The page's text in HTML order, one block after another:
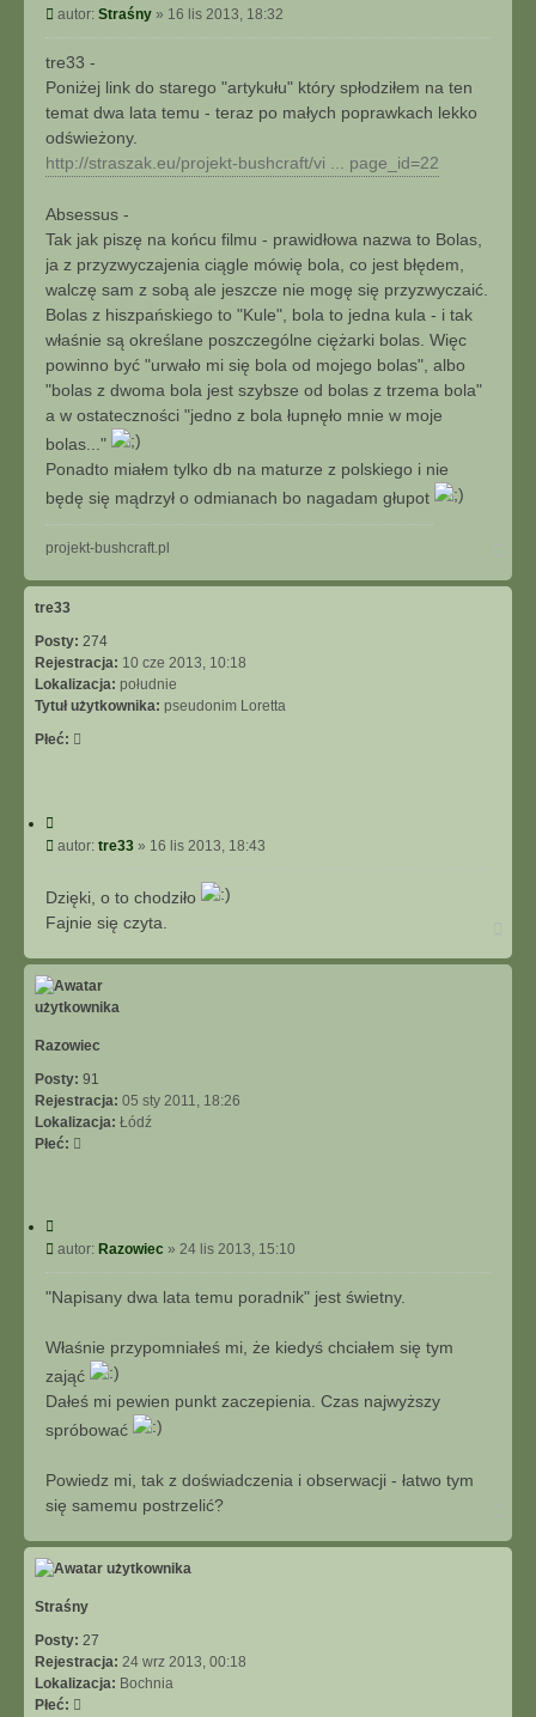
a
k
u
s
i
ę
S
r
a
ś
n
y
y
j
P
o
s
t
autor: Straśny » 16 lis 2013, 18:32
tre33 -
Poniżej link do starego "artykułu" który spłodziłem na ten
temat dwa lata temu - teraz po małych poprawkach lekko
odświeżony.
http://straszak.eu/projekt-bushcraft/vi ... page_id=22
Absessus -
Tak jak piszę na końcu filmu - prawidłowa nazwa to Bolas,
ja z przyzwyczajenia ciągle mówię bola, co jest błędem,
walczę sam z sobą ale jeszcze nie mogę się przyzwyczaić.
Bolas z hiszpańskiego to "Kule", bola to jedna kula - i tak
właśnie są określane poszczególne ciężarki bolas. Więc
powinno być "urwało mi się bola od mojego bolas", albo
"bolas z dwoma bola jest szybsze od bolas z trzema bola"
a w ostateczności "jedno z bola łupnęło mnie w moje
bolas..."
Ponadto miałem tylko db na maturze z polskiego i nie
będę się mądrzył o odmianach bo nagadam głupot
projekt-bushcraft.pl
g
tre33
Posty: 274
Rejestracja: 10 cze 2013, 10:18
Lokalizacja: południe
Tytuł użytkownika: pseudonim Loretta
Płeć:
y
j
P
t
autor: tre33 » 16 lis 2013, 18:43
Dzięki, o to chodziło
Fajnie się czyta.
g
Razowiec
Posty: 91
Rejestracja: 05 sty 2011, 18:26
Lokalizacja: Łódź
Płeć:
y
j
P
o
s
autor: Razowiec » 24 lis 2013, 15:10
"Napisany dwa lata temu poradnik" jest świetny.
Właśnie przypomniałeś mi, że kiedyś chciałem się tym
zająć
Dałeś mi pewien punkt zaczepienia. Czas najwyższy
spróbować
Powiedz mi, tak z doświadczenia i obserwacji - łatwo tym
się samemu postrzelić?
g
Straśny
Posty: 27
Rejestracja: 24 wrz 2013, 00:18
Lokalizacja: Bochnia
Płeć: